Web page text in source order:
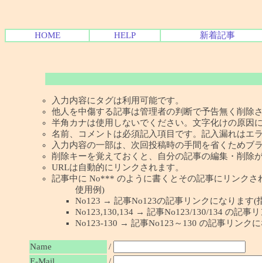
HOME HELP 新着記事
入力内容にタグは利用可能です。
他人を中傷する記事は管理者の判断で予告無く削除さ
半角カナは使用しないでください。文字化けの原因に
名前、コメントは必須記入項目です。記入漏れはエ
入力内容の一部は、次回投稿時の手間を省くためブ
削除キーを覚えておくと、自分の記事の編集・削除が
URLは自動的にリンクされます。
記事中に No*** のように書くとその記事にリンクさ
使用例)
No123 → 記事No123の記事リンクになります(
No123,130,134 → 記事No123/130/134 の記事リ
No123-130 → 記事No123～130 の記事リンクに
Name
/